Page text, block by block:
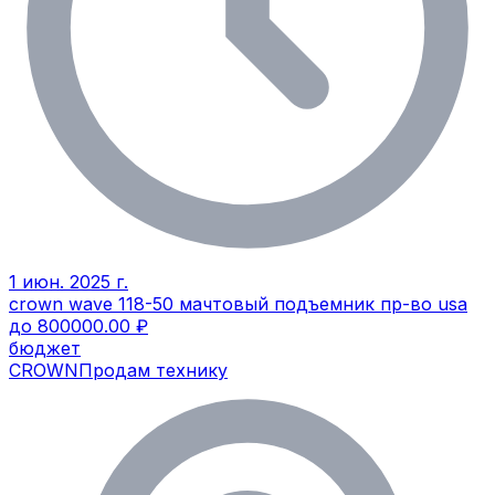
1 июн. 2025 г.
crown wave 118-50 мачтовый подъемник пр-во usa
до 800000.00 ₽
бюджет
CROWNПродам технику